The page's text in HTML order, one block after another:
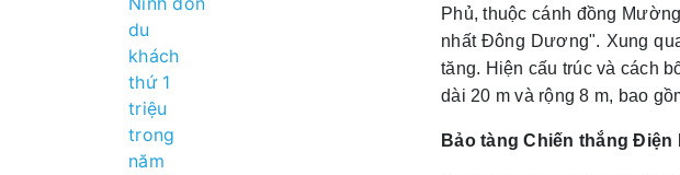
Phủ, thuộc cánh đồng
nhất Đông Dương". Xung
tăng. Hiện cấu trúc và cách
dài 20 m và rộng 8 m, bao
Bảo tàng Chiến thắng Điện